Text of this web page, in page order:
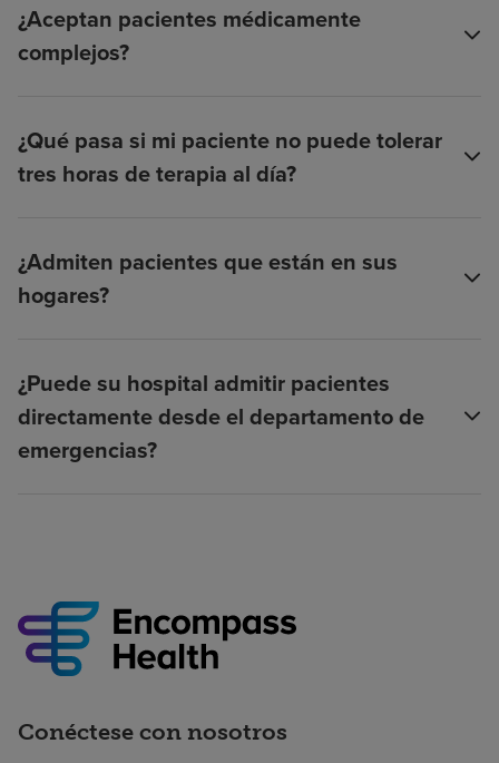
¿Aceptan pacientes médicamente
complejos?
¿Qué pasa si mi paciente no puede tolerar
tres horas de terapia al día?
¿Admiten pacientes que están en sus
hogares?
¿Puede su hospital admitir pacientes
directamente desde el departamento de
emergencias?
Conéctese con nosotros